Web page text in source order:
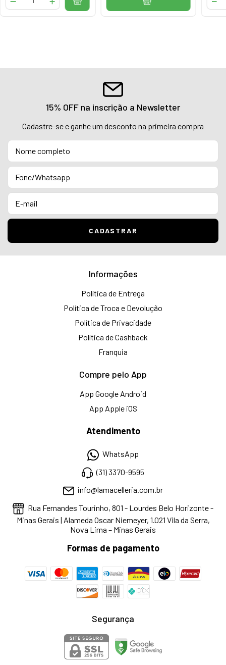
15% OFF na inscrição a Newsletter
Cadastre-se e ganhe um desconto na primeira compra
Informações
Política de Entrega
Política de Troca e Devolução
Política de Privacidade
Política de Cashback
Franquia
Compre pelo App
App Google Android
App Apple iOS
Atendimento
WhatsApp
(31) 3370-9595
info@lamacelleria.com.br
Rua Fernandes Tourinho, 801 - Lourdes Belo Horizonte -
Minas Gerais | Alameda Oscar Niemeyer, 1.021 Vila da Serra,
Nova Lima – Minas Gerais
Formas de pagamento
Segurança